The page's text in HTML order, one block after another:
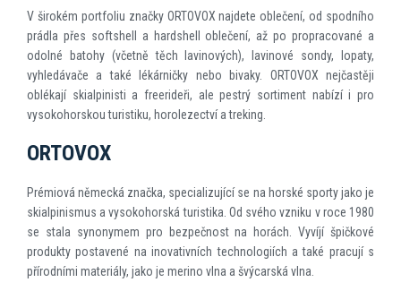
V širokém portfoliu značky ORTOVOX najdete oblečení, od spodního
prádla přes softshell a hardshell oblečení, až po propracované a
odolné batohy (včetně těch lavinových), lavinové sondy, lopaty,
vyhledávače a také lékárničky nebo bivaky. ORTOVOX nejčastěji
oblékají skialpinisti a freerideři, ale pestrý sortiment nabízí i pro
vysokohorskou turistiku, horolezectví a treking.
ORTOVOX
Prémiová německá značka, specializující se na horské sporty jako je
skialpinismus a vysokohorská turistika. Od svého vzniku v roce 1980
se stala synonymem pro bezpečnost na horách. Vyvíjí špičkové
produkty postavené na inovativních technologiích a také pracují s
přírodními materiály, jako je merino vlna a švýcarská vlna.